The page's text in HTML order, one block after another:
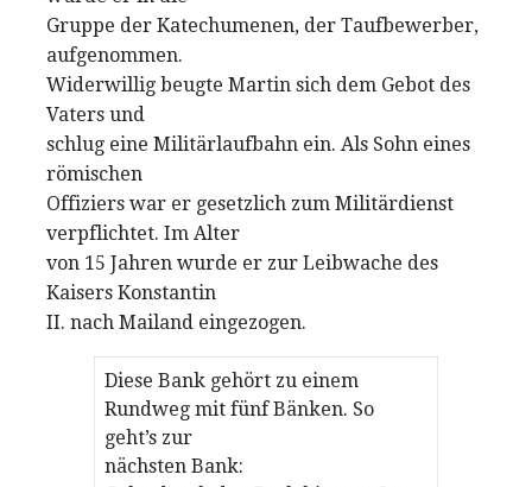
Gruppe der Katechumenen, der Taufbewerber,
aufgenommen.
Widerwillig beugte Martin sich dem Gebot des
Vaters und
schlug eine Militärlaufbahn ein. Als Sohn eines
römischen
Offiziers war er gesetzlich zum Militärdienst
verpflichtet. Im Alter
von 15 Jahren wurde er zur Leibwache des
Kaisers Konstantin
II. nach Mailand eingezogen.
Diese Bank gehört zu einem
Rundweg mit fünf Bänken. So
geht’s zur
nächsten Bank: